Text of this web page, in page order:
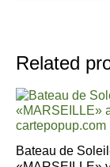
Related
Bateau de
Original
price
was:
price
is: